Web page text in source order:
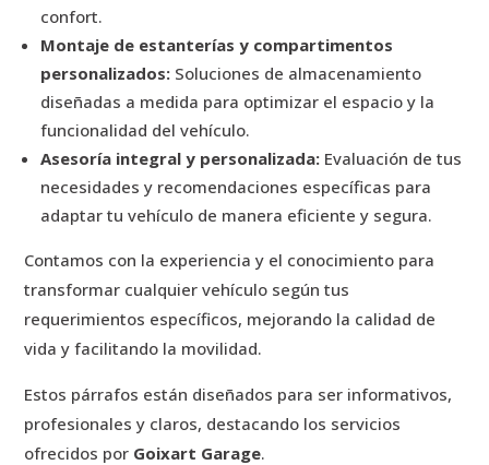
confort.
Montaje de estanterías y compartimentos
personalizados: Soluciones de almacenamiento
diseñadas a medida para optimizar el espacio y la
funcionalidad del vehículo.
Asesoría integral y personalizada: Evaluación de tus
necesidades y recomendaciones específicas para
adaptar tu vehículo de manera eficiente y segura.
Contamos con la experiencia y el conocimiento para
transformar cualquier vehículo según tus
requerimientos específicos, mejorando la calidad de
vida y facilitando la movilidad.
Estos párrafos están diseñados para ser informativos,
profesionales y claros, destacando los servicios
ofrecidos por Goixart Garage.